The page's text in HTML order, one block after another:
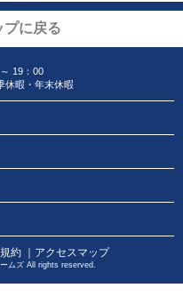
プに戻る
19：00
休暇・年末休暇
約 ｜アクセスマップ
ムズ All rights reserved.